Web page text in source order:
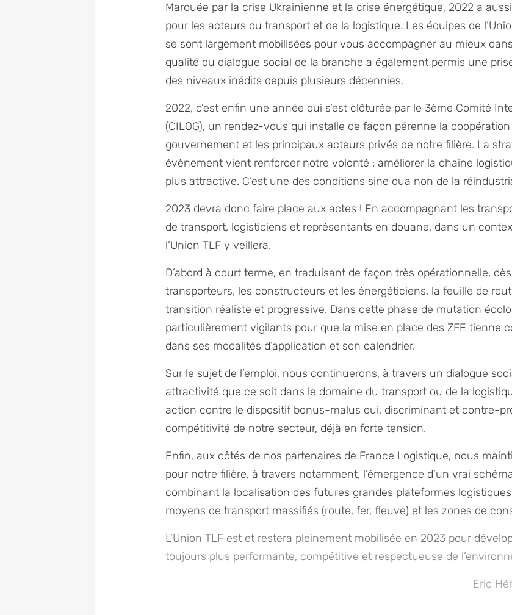
Marquée par la crise Ukrainienne et la crise énergétique, 2022 a
pour les acteurs du transport et de la logistique. Les équipes de
se sont largement mobilisées pour vous accompagner au mieux
qualité du dialogue social de la branche a également permis une
des niveaux inédits depuis plusieurs décennies.
2022, c’est enfin une année qui s’est clôturée par le 3ème Comité
(CILOG), un rendez-vous qui installe de façon pérenne la
gouvernement et les principaux acteurs privés de notre filière. La
évènement vient renforcer notre volonté : améliorer la chaîne
plus attractive. C’est une des conditions sine qua non de la
2023 devra donc faire place aux actes ! En accompagnant les
de transport, logisticiens et représentants en douane, dans un
l’Union TLF y veillera.
D’abord à court terme, en traduisant de façon très opérationnelle,
transporteurs, les constructeurs et les énergéticiens, la feuille de
transition réaliste et progressive. Dans cette phase de mutation
particulièrement vigilants pour que la mise en place des ZFE tienne
dans ses modalités d’application et son calendrier.
Sur le sujet de l’emploi, nous continuerons, à travers un dialogue
attractivité que ce soit dans le domaine du transport ou de la
action contre le dispositif bonus-malus qui, discriminant et contre-
compétitivité de notre secteur, déjà en forte tension.
Enfin, aux côtés de nos partenaires de France Logistique, nous
pour notre filière, à travers notamment, l’émergence d’un vrai
combinant la localisation des futures grandes plateformes
moyens de transport massifiés (route, fer, fleuve) et les zones de
L’Union TLF est et restera pleinement mobilisée en 2023 pour
toujours plus performante, compétitive et respectueuse de
Eric